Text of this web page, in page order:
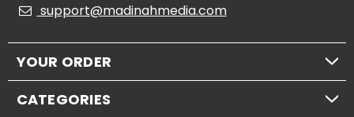
support@madinahmedia.com
YOUR ORDER
CATEGORIES